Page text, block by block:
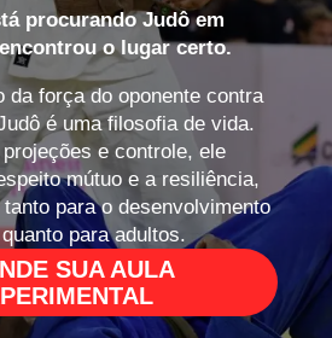
procurando Judô em
o lugar certo.
da força do oponente contra
é uma filosofia de vida.
e controle, ele
mútuo e a resiliência,
para o desenvolvimento
para adultos.
SUA AULA